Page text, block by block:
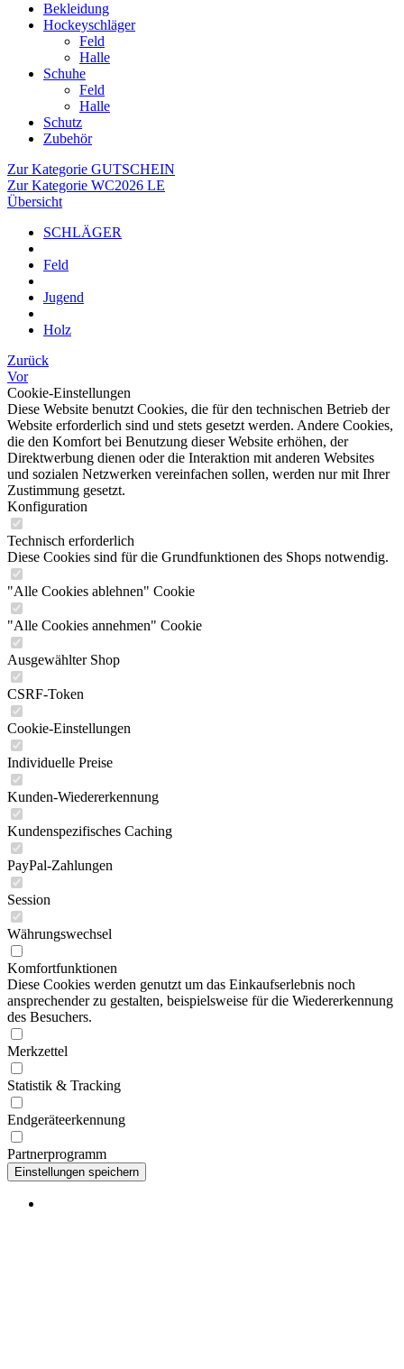
Bekleidung
Hockeyschläger
Feld
Halle
Schuhe
Feld
Halle
Schutz
Zubehör
Zur Kategorie GUTSCHEIN
Zur Kategorie WC2026 LE
Übersicht
SCHLÄGER
Feld
Jugend
Holz
Zurück
Vor
Cookie-Einstellungen
Diese Website benutzt Cookies, die für den technischen Betrieb der
Website erforderlich sind und stets gesetzt werden. Andere Cookies,
die den Komfort bei Benutzung dieser Website erhöhen, der
Direktwerbung dienen oder die Interaktion mit anderen Websites
und sozialen Netzwerken vereinfachen sollen, werden nur mit Ihrer
Zustimmung gesetzt.
Konfiguration
Technisch erforderlich
Diese Cookies sind für die Grundfunktionen des Shops notwendig.
"Alle Cookies ablehnen" Cookie
"Alle Cookies annehmen" Cookie
Ausgewählter Shop
CSRF-Token
Cookie-Einstellungen
Individuelle Preise
Kunden-Wiedererkennung
Kundenspezifisches Caching
PayPal-Zahlungen
Session
Währungswechsel
Komfortfunktionen
Diese Cookies werden genutzt um das Einkaufserlebnis noch
ansprechender zu gestalten, beispielsweise für die Wiedererkennung
des Besuchers.
Merkzettel
Statistik & Tracking
Endgeräteerkennung
Partnerprogramm